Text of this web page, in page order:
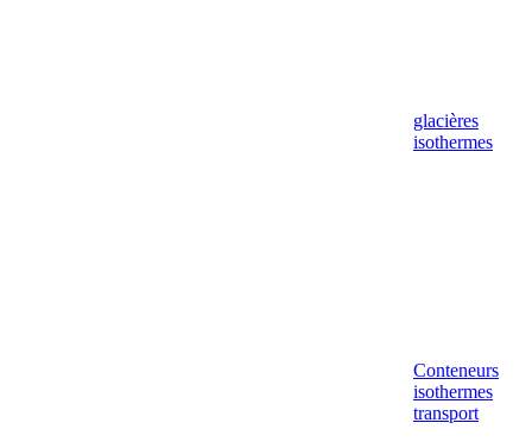
glacières
isothermes
Conteneurs
isothermes
transport